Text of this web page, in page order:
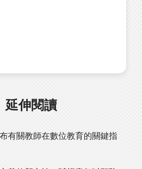
延伸閱讀
有關教師在數位教育的關鍵指